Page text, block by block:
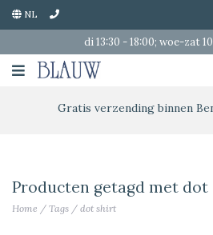
NL
di 13:30 - 18:00; woe-zat
Gratis verzending binnen
Producten getagd met
Home / Tags / dot shirt